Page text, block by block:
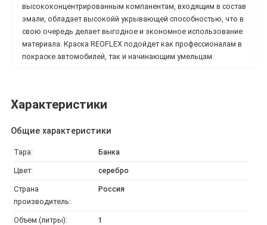
высококонцентрированным компанентам, входящим в состав
эмали, обладает высокойй укрывающей способностью, что в
свою очередь делает выгодное и экономное использование
материала. Краска REOFLEX подойдет как профессионалам в
покраске автомобилей, так и начинающим умельцам.
Характеристики
Общие характеристики
Тара: Банка
Цвет: серебро
Страна
производитель:
Россия
Объем (литры): 1